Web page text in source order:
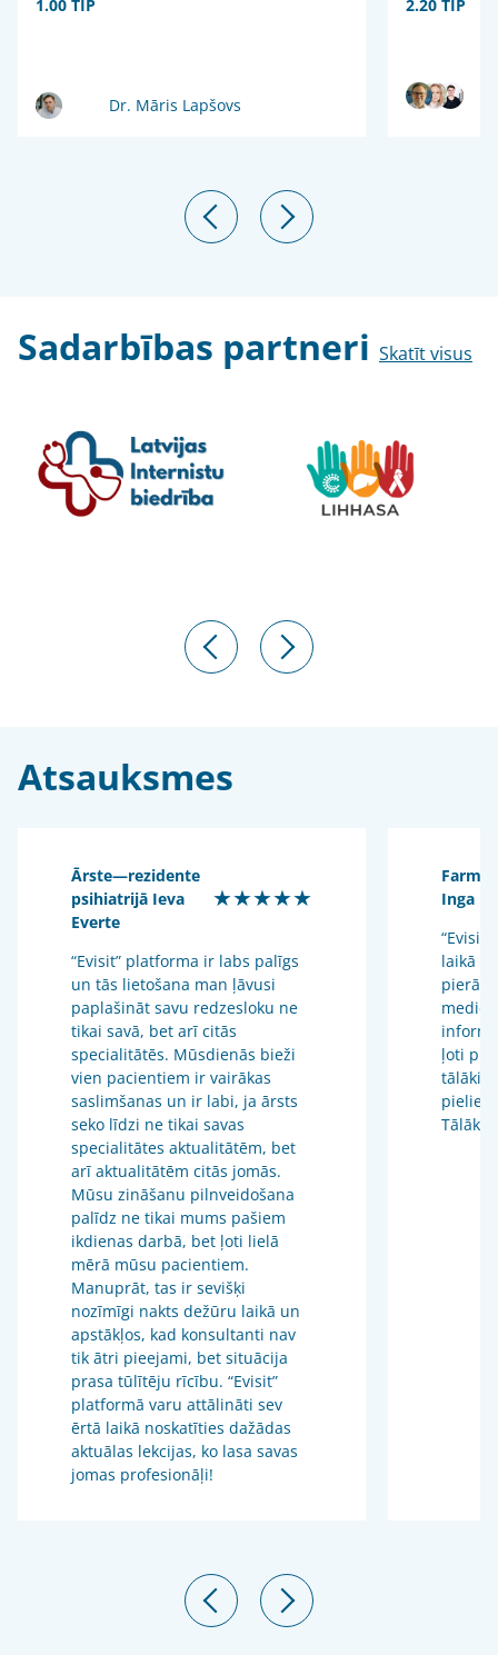
1.00 TIP
Dr. Māris Lapšovs
2.20 TIP
Sadarbības partneri Skatīt visus
Atsauksmes
Ārste—rezidente
psihiatrijā Ieva
Everte
★★★★★
“Evisit” platforma ir labs palīgs
un tās lietošana man ļāvusi
paplašināt savu redzesloku ne
tikai savā, bet arī citās
specialitātēs. Mūsdienās bieži
vien pacientiem ir vairākas
saslimšanas un ir labi, ja ārsts
seko līdzi ne tikai savas
specialitātes aktualitātēm, bet
arī aktualitātēm citās jomās.
Mūsu zināšanu pilnveidošana
palīdz ne tikai mums pašiem
ikdienas darbā, bet ļoti lielā
mērā mūsu pacientiem.
Manuprāt, tas ir sevišķi
nozīmīgi nakts dežūru laikā un
apstākļos, kad konsultanti nav
tik ātri pieejami, bet situācija
prasa tūlītēju rīcību. “Evisit”
platformā varu attālināti sev
ērtā laikā noskatīties dažādas
aktuālas lekcijas, ko lasa savas
jomas profesionāļi!
Inga
laikā
ļoti